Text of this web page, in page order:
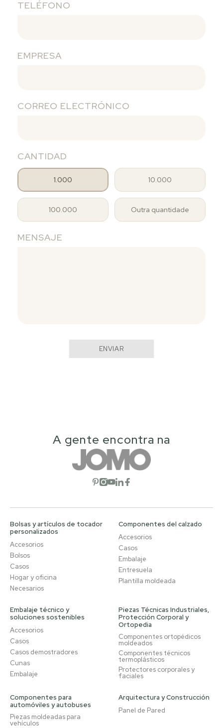
TELÉFONO
EMPRESA
CORREO ELECTRÓNICO
CANTIDAD
1.000 10.000
100.000 Outra quantidade
MENSAJE
ENVIAR
A gente encontra na
Abrir red social
Abrir red social
Abrir red social
Abrir red social
Abrir red social
Bolsas y artículos de tocador
personalizados
Accesorios
Bolsos
Casos
Hogar y oficina
Necesarios
Componentes del calzado
Accesorios
Casos
Embalaje
Entresuela
Plantilla moldeada
Embalaje técnico y
soluciones sostenibles
Accesorios
Casos
Casos demostradores
Cunas
Embalaje
Piezas Técnicas Industriales,
Protección Corporal y
Ortopedia
Componentes ortopédicos
moldeados
Componentes técnicos
termoplásticos
Protectores corporales y
faciales
Componentes para
automóviles y autobuses
Piezas moldeadas para
vehículos
Arquitectura y Construcción
Panel de Pared